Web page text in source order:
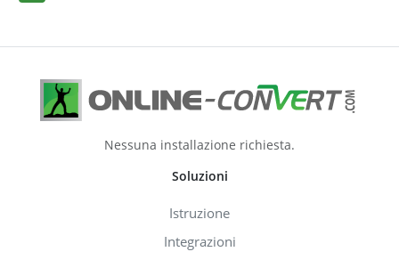
Nessuna installazione richiesta.
Soluzioni
Istruzione
Integrazioni